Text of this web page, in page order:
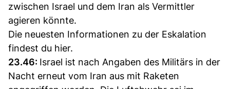
zwischen Israel und dem Iran als Vermittler
agieren könnte.
Die neuesten Informationen zu der Eskalation
findest du hier.
23.46: Israel ist nach Angaben des Militärs in der
Nacht erneut vom Iran aus mit Raketen